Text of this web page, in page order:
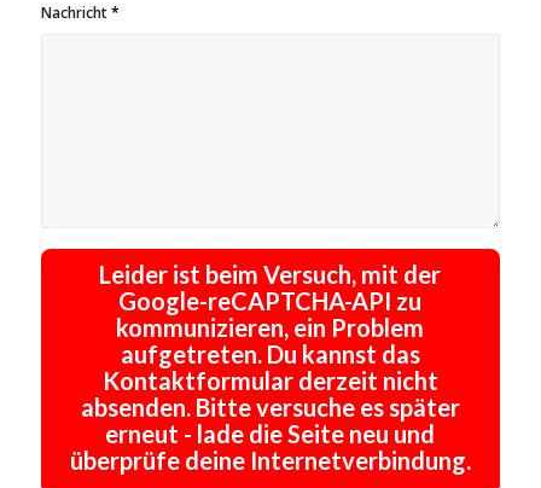
Nachricht*
Leider ist beim Versuch, mit der
Google-reCAPTCHA-API zu
kommunizieren, ein Problem
aufgetreten. Du kannst das
Kontaktformular derzeit nicht
absenden. Bitte versuche es später
erneut - lade die Seite neu und
überprüfe deine Internetverbindung.